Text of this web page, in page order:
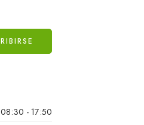
08:30 - 17:50